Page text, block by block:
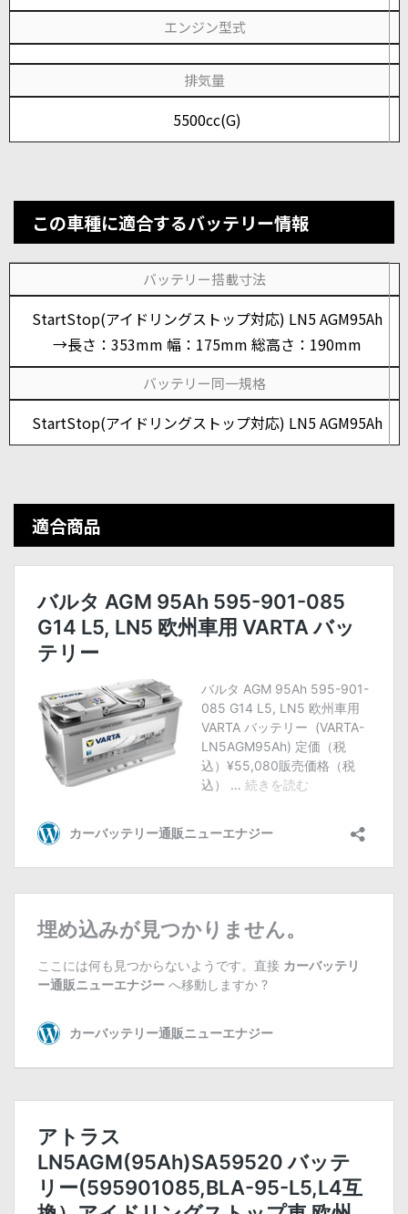
エンジン型式
排気量
5500cc(G)
この車種に適合するバッテリー情報
バッテリー搭載寸法
StartStop(アイドリングストップ対応) LN5 AGM95Ah
→長さ：353mm 幅：175mm 総高さ：190mm
バッテリー同一規格
StartStop(アイドリングストップ対応) LN5 AGM95Ah
適合商品